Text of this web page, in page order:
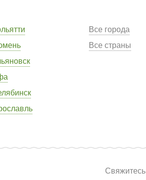
Все города
Все страны